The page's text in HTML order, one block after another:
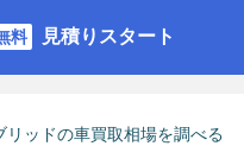
見積りスタート
リッドの車買取相場を調べる